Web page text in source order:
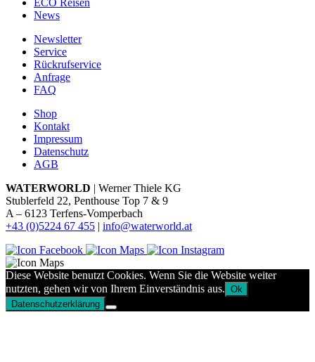
News
Newsletter
Service
Rückrufservice
Anfrage
FAQ
Shop
Kontakt
Impressum
Datenschutz
AGB
WATERWORLD | Werner Thiele KG
Stublerfeld 22, Penthouse Top 7 & 9
A – 6123 Terfens-Vomperbach
+43 (0)5224 67 455 | info@waterworld.at
Diese Website benutzt Cookies. Wenn Sie die Website weiter
nutzten, gehen wir von Ihrem Einverständnis aus. Ok
Datenschutzerklärung